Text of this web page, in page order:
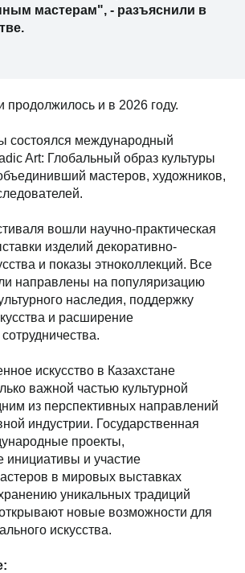
мастерам", - разъяснили в
продолжилось и в 2026 году.
состоялся международный
Art: Глобальный образ культуры
мастеров, художников,
вошли научно-практическая
изделий декоративно-
и показы этноколлекций. Все
направлены на популяризацию
наследия, поддержку
и расширение
искусство в Казахстане
важной частью культурной
из перспективных направлений
индустрии. Государственная
проекты,
инициативы и участие
в мировых выставках
уникальных традиций
новые возможности для
искусства.